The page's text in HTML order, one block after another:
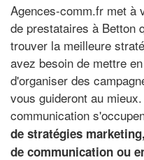
Agences-comm.fr met à
de prestataires à Betton
trouver la meilleure
avez besoin de mettre
d'organiser des
vous guideront au
communication
de stratégies
de communication ou